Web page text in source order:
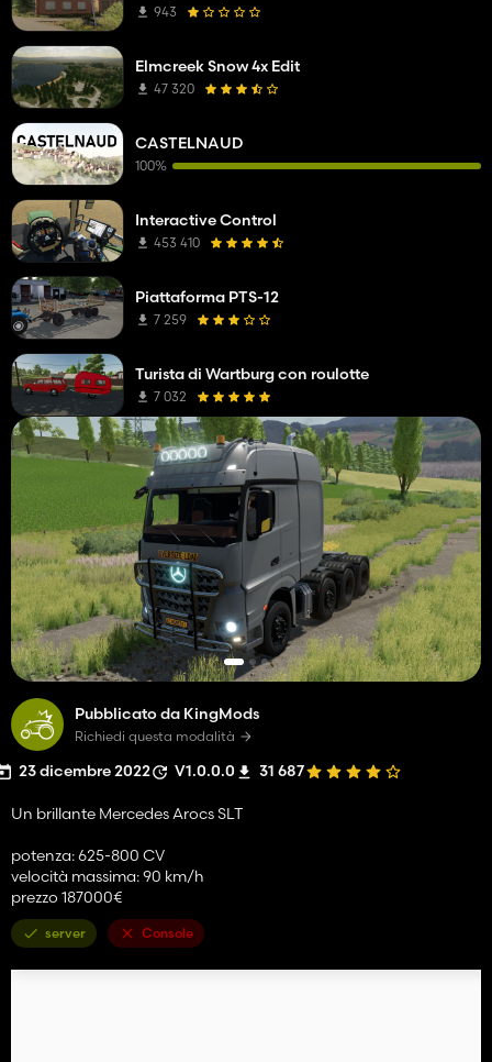
Pubblicato da KingMods
Richiedi questa modalità
23 dicembre 2022 V1.0.0.0 31 687
Un brillante Mercedes Arocs SLT
potenza: 625-800 CV
velocità massima: 90 km/h
prezzo 187000€
server Console
943
Elmcreek Snow 4x Edit
47 320
CASTELNAUD
100%
Interactive Control
453 410
Piattaforma PTS-12
7 259
Turista di Wartburg con roulotte
7 032